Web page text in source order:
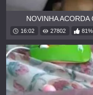
NOVINHA
16:02 27802 81%